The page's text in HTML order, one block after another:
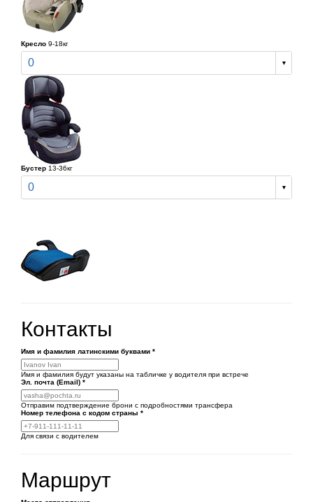
Кресло 9-18кг
0
Бустер 13-36кг
0
Контакты
Имя и фамилия латинскими буквами *
Имя и фамилия будут указаны на табличке у водителя при встрече
Эл. почта (Email) *
Отправим подтверждение брони с подробностями трансфера
Номер телефона с кодом страны *
Для связи с водителем
Маршрут